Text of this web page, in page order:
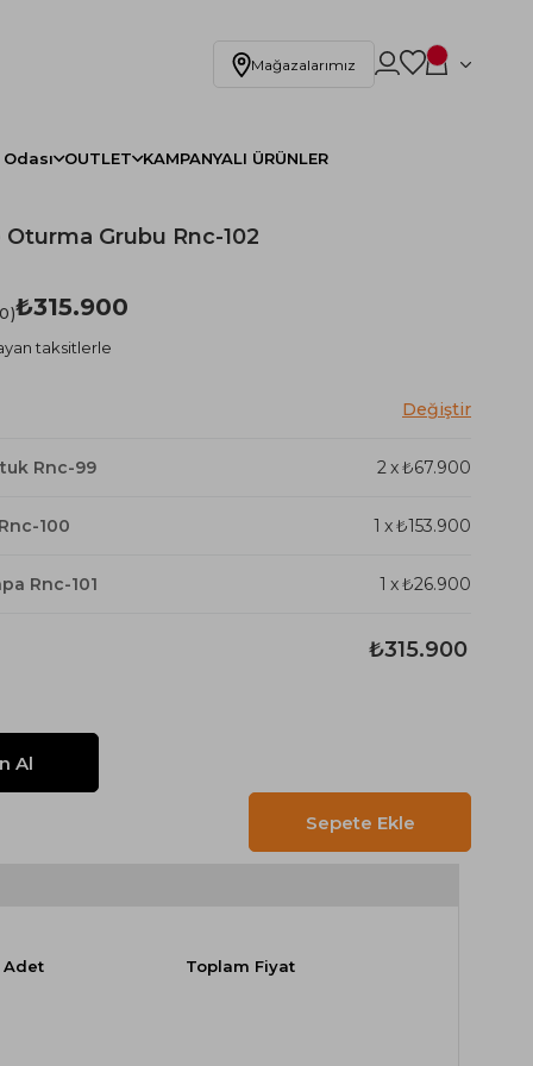
Mağazalarımız
OUTLET KAMPANYALI ÜRÜNLER
Grubu Rnc-102
₺315.900
taksitlerle
Rnc-99 2x₺67.900
100 1 x₺153.900
Rnc-101 1 x₺26.900
₺315.900
Adet Toplam Fiyat